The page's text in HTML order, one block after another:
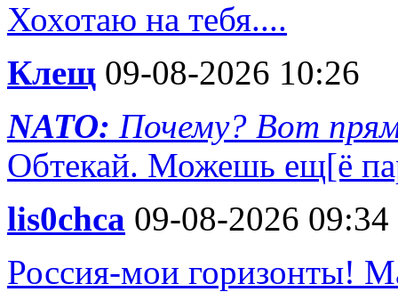
Хохотаю на тебя....
Клещ 09-08-2026 10:26
NATO: Почему? Вот
Обтекай. Можешь ещ[ё
lis0chca 09-08-2026 09:34
Россия-мои горизонты!